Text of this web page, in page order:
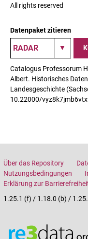
All rights reserved
Datenpaket zitieren
Catalogus Professorum
Albert. Historisches
Landesgeschichte
10.22000/
Über das Repository
Nutzungsbedingungen
Erklärung zur
1.25.1 (f) / 1.18.0 (b) /